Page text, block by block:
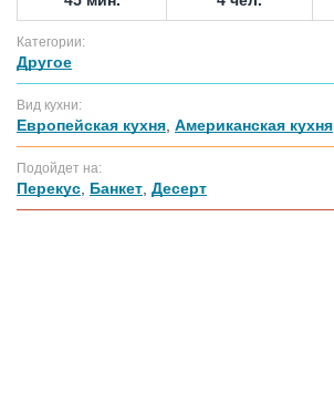
Категории:
Другое
Вид кухни:
Европейская кухня Американская кухня
Подойдет на:
Перекус Банкет Десерт